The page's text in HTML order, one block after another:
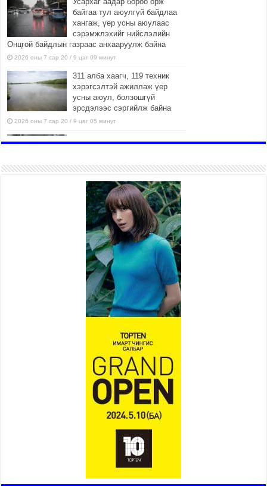
байгаа тул аюулгүй байдлаа
хангаж, үер усны аюулаас
сэрэмжлэхийг нийслэлийн
Онцгой байдлын газраас анхааруулж байна
2026 оны 7 сар 20 / 9 цаг 09 минут
311 алба хаагч, 119 техник
хэрэгсэлтэй ажиллаж үер
усны аюул, болзошгүй
эрсдэлээс сэргийлж байна
2026 оны 7 сар 20 / 9 цаг 05 минут
Аяллаа зөв төлөвлөхийг
Үер усны болзошгүй аюулаас
сэргийлж, холбогдох
байгууллагууд өндөржүүлсэн
бэлэн байдалд ажиллаж байна
2026 оны 7 сар 15 / 13 цаг 06 минут
Монгол адууны үнэ цэнийг
дэлхийд сурталчлах “Дэлхийн
адууны өдөр”-т 15000 морьтон
оролцож байна
2026 оны 7 сар 15 / 11 цаг 51 минут
Шагайн харвааны насанд хүрэгчдийн багийн
2026 оны 7 сар 15 / 11 цаг 45 минут
Үндэсний их баяр наадмын сур харвааны
шагналыг нийслэлийн Засаг дарга бөгөөд
Улаанбаатар хотын Захирагч Б.Пүрэвдагва
2026 оны 7 сар 15 / 11 цаг 41 минут
Нийслэлийн Эрүүл мэндийн газраас 45 баг
иргэдэд тусламж, үйлчилгээ үзүүлж байна
Хүчит бөхийн барилдааны тавын даваа